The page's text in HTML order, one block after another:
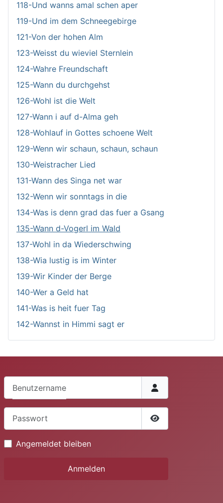
118-Und wanns amal schen aper
119-Und im dem Schneegebirge
121-Von der hohen Alm
123-Weisst du wieviel Sternlein
124-Wahre Freundschaft
125-Wann du durchgehst
126-Wohl ist die Welt
127-Wann i auf d-Alma geh
128-Wohlauf in Gottes schoene Welt
129-Wenn wir schaun, schaun, schaun
130-Weistracher Lied
131-Wann des Singa net war
132-Wenn wir sonntags in die
134-Was is denn grad das fuer a Gsang
135-Wann d-Vogerl im Wald
137-Wohl in da Wiederschwing
138-Wia lustig is im Winter
139-Wir Kinder der Berge
140-Wer a Geld hat
141-Was is heit fuer Tag
142-Wannst in Himmi sagt er
Passwort
Passwort
Angemeldet bleiben
Anmelden